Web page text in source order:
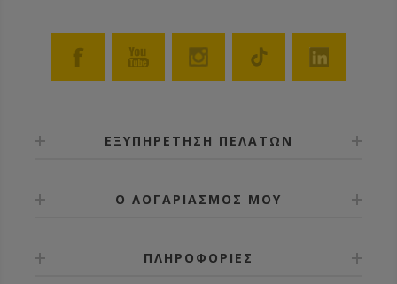
ΕΞΥΠΗΡΕΤΗΣΗ ΠΕΛΑΤΩΝ
Ο ΛΟΓΑΡΙΑΣΜΟΣ ΜΟΥ
ΠΛΗΡΟΦΟΡΙΕΣ